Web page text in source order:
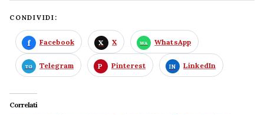
CONDIVIDI:
Facebook X WhatsApp
Telegram Pinterest LinkedIn
Correlati